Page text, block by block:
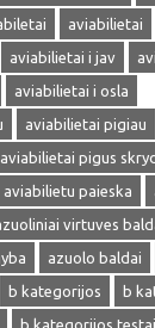
aviabilietai
aviabilietai i jav
aviabilietai i osla
aviabilietai pigiau
aviabilietai pigus
aviabilietu paieska
virtuves
azuolo baldai
b kategorijos
b
b kategorijos testai